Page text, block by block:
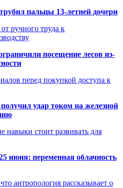
пальцы 13-летней дочери
ручного труда к
посещение лесов из-
перед покупкой доступа к
удар током на железной
навыки стоит развивать для
июня: переменная облачность
антропология рассказывает о